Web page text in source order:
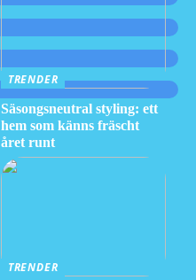
TRENDER
Säsongsneutral styling: ett
hem som känns fräscht
året runt
TRENDER